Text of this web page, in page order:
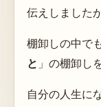
伝えしました
棚卸しの中で
と 」の棚卸し
自分の人生に